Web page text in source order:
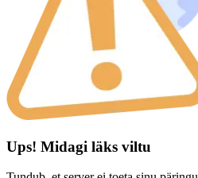
Ups! Midagi läks viltu